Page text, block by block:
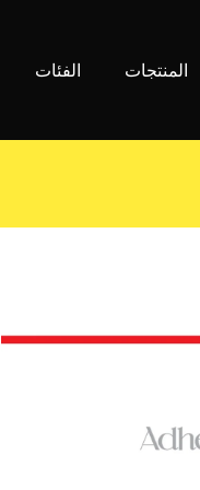
المنتجات الفئات